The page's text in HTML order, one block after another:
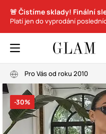
🚨 Čistíme sklady! Finální
Platí jen do vyprodání
Pro Vás od roku 2010
-30%